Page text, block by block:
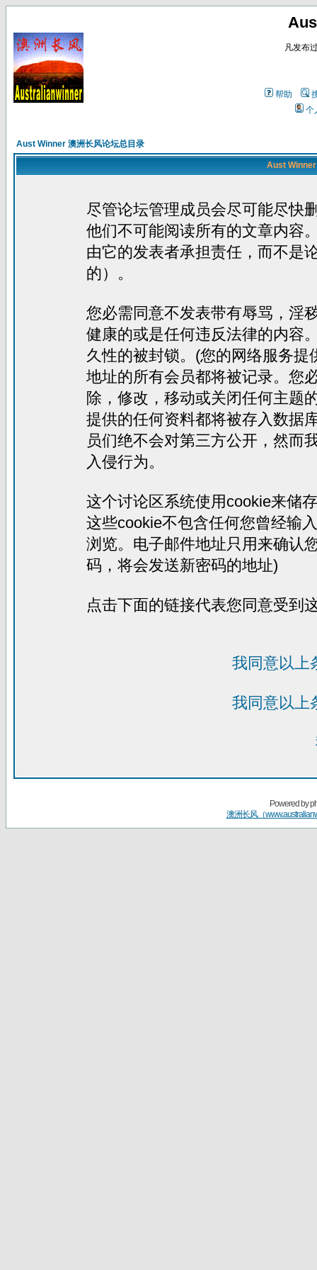
凡发布
帮助
个
Aust Winner 澳洲长风论坛总目录
Aust Winner
尽管论坛管理成员会尽可能尽快
他们不可能阅读所有的文章内容
由它的发表者承担责任，而不是
的）。
您必需同意不发表带有辱骂，淫
健康的或是任何违反法律的内容
久性的被封锁。(您的网络服务
地址的所有会员都将被记录。您
除，修改，移动或关闭任何主题
提供的任何资料都将被存入数据
员们绝不会对第三方公开，然而
入侵行为。
这个讨论区系统使用cookie来储
这些cookie不包含任何您曾经输
浏览。电子邮件地址只用来确认
码，将会发送新密码的地址)
点击下面的链接代表您同意受到
我同意以上
我同意以上
Powered by
澳洲长风（